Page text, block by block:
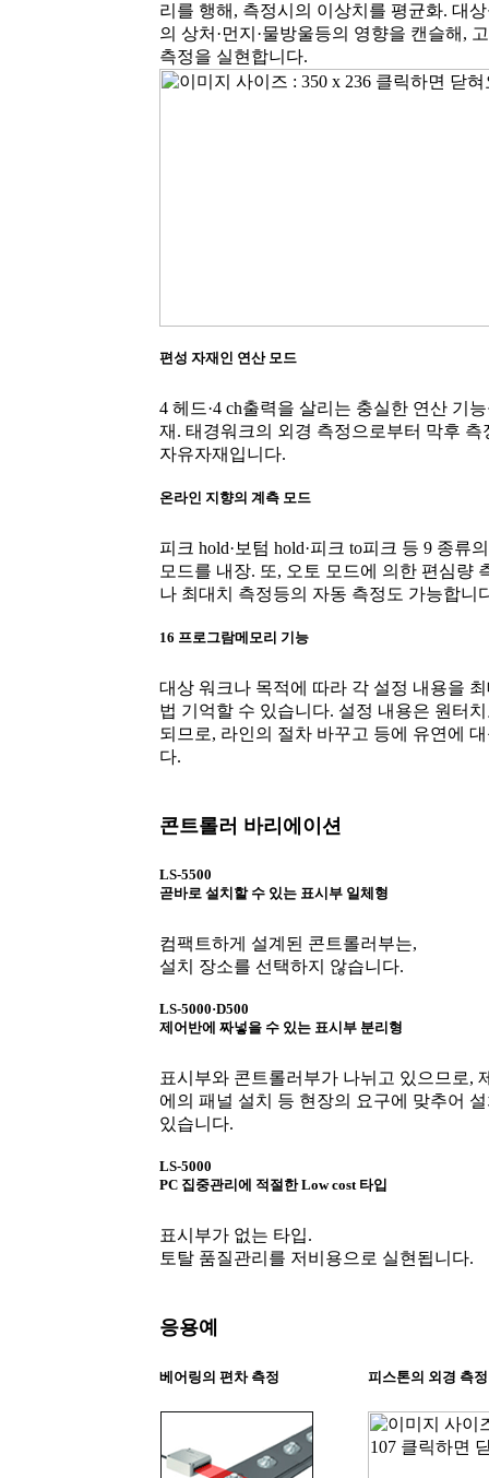
리를 행해, 측정시의 이상치를 평균화. 대
의 상처·먼지·물방울등의 영향을 캔슬해,
측정을 실현합니다.
편성 자재인 연산 모드
4 헤드·4 ch출력을 살리는 충실한 연산 기
재. 태경워크의 외경 측정으로부터 막후 측
자유자재입니다.
온라인 지향의 계측 모드
피크 hold·보텀 hold·피크 to피크 등 9 종류
모드를 내장. 또, 오토 모드에 의한 편심량
나 최대치 측정등의 자동 측정도 가능합니
16 프로그람메모리 기능
대상 워크나 목적에 따라 각 설정 내용을
법 기억할 수 있습니다. 설정 내용은 원터
되므로, 라인의 절차 바꾸고 등에 유연에
다.
콘트롤러 바리에이션
LS-5500
곧바로 설치할 수 있는 표시부 일체형
컴팩트하게 설계된 콘트롤러부는,
설치 장소를 선택하지 않습니다.
LS-5000·D500
제어반에 짜넣을 수 있는 표시부 분리형
표시부와 콘트롤러부가 나뉘고 있으므로,
에의 패널 설치 등 현장의 요구에 맞추어
있습니다.
LS-5000
PC 집중관리에 적절한 Low cost 타입
표시부가 없는 타입.
토탈 품질관리를 저비용으로 실현됩니다.
응용예
베어링의 편차 측정 피스톤의 외경 측정